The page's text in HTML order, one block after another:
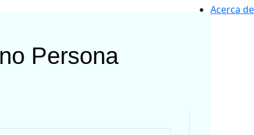
Acerca de
Persona